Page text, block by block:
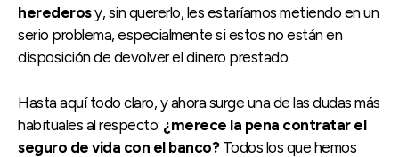
herederosy, sin quererlo, les estaríamos metiendo en un
serio problema, especialmente si estos no están en
disposición de devolver el dinero prestado.
Hasta aquí todo claro, y ahora surge una de las dudas más
habituales al respecto: ¿merece la pena contratar el
seguro de vida con el banco? Todos los que hemos